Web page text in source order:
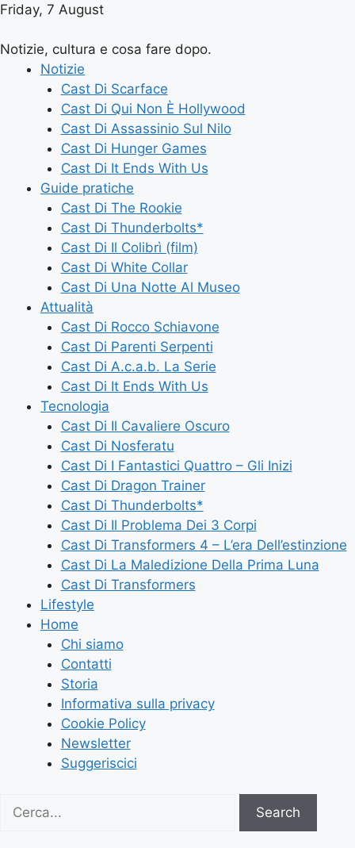
Friday, 7 August
Notizie, cultura e cosa fare dopo.
Notizie
Cast Di Scarface
Cast Di Qui Non È Hollywood
Cast Di Assassinio Sul Nilo
Cast Di Hunger Games
Cast Di It Ends With Us
Guide pratiche
Cast Di The Rookie
Cast Di Thunderbolts*
Cast Di Il Colibrì (film)
Cast Di White Collar
Cast Di Una Notte Al Museo
Attualità
Cast Di Rocco Schiavone
Cast Di Parenti Serpenti
Cast Di A.c.a.b. La Serie
Cast Di It Ends With Us
Tecnologia
Cast Di Il Cavaliere Oscuro
Cast Di Nosferatu
Cast Di I Fantastici Quattro – Gli Inizi
Cast Di Dragon Trainer
Cast Di Thunderbolts*
Cast Di Il Problema Dei 3 Corpi
Cast Di Transformers 4 – L’era Dell’estinzione
Cast Di La Maledizione Della Prima Luna
Cast Di Transformers
Lifestyle
Home
Chi siamo
Contatti
Storia
Informativa sulla privacy
Cookie Policy
Newsletter
Suggeriscici
for:
Search